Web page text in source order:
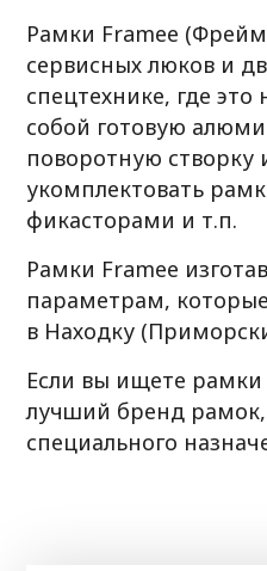
Рамки Framee
сервисных люков и
спецтехнике, где
собой готовую
поворотную
укомплектовать
фикасторами и т.п.
Рамки Framee
параметрам,
в Находку
Если вы ищете
лучший бренд
специального